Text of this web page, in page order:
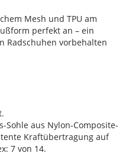
Mesh und TPU am
perfekt an – ein
Radschuhen vorbehalten
Sohle aus Nylon-Composite-
Kraftübertragung auf
7 von 14.